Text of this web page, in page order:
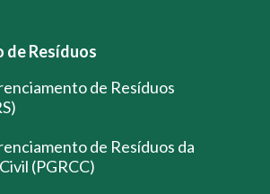
de Resíduos
de Resíduos
de Resíduos da
(PGRCC)